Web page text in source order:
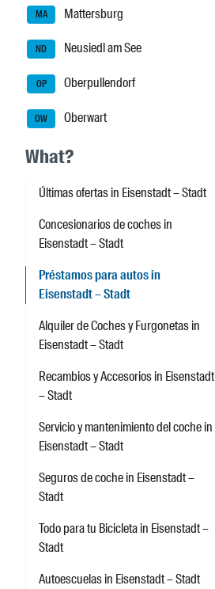
MA Mattersburg
ND Neusiedl am See
OP Oberpullendorf
OW Oberwart
What?
Últimas ofertas in Eisenstadt – Stadt
Concesionarios de coches in
Eisenstadt – Stadt
Préstamos para autos in
Eisenstadt – Stadt
Alquiler de Coches y Furgonetas in
Eisenstadt – Stadt
Recambios y Accesorios in Eisenstadt
– Stadt
Servicio y mantenimiento del coche in
Eisenstadt – Stadt
Seguros de coche in Eisenstadt –
Stadt
Todo para tu Bicicleta in Eisenstadt –
Stadt
Autoescuelas in Eisenstadt – Stadt